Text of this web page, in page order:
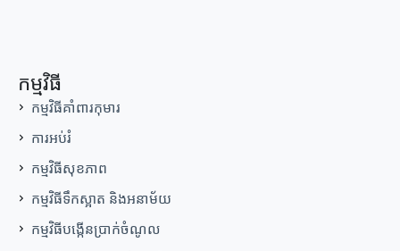
កម្មវិធី
កម្មវិធីគាំពារកុមារ
ការអប់រំ
កម្មវិធីសុខភាព
កម្មវិធីទឹកស្អាត និងអនាម័យ
កម្មវិធីបង្កើនប្រាក់ចំណូល